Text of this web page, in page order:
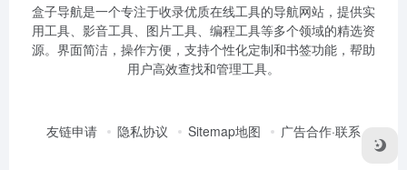
盒子导航是一个专注于收录优质在线工具的导航网站，提供实
用工具、影音工具、图片工具、编程工具等多个领域的精选资
源。界面简洁，操作方便，支持个性化定制和书签功能，帮助
用户高效查找和管理工具。
友链申请 隐私协议 Sitemap地图 广告合作·联系